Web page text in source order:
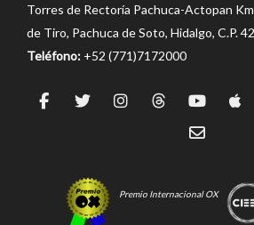
Torres de Rectoría Pachuca-Actopan
de Tiro, Pachuca de Soto, Hidalgo, C.P.
Teléfono: +52 (771)7172000
Premio Internacional OX